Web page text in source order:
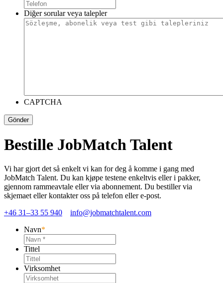
Diğer sorular veya talepler
CAPTCHA
Gönder
Bestille JobMatch Talent
Vi har gjort det så enkelt vi kan for deg å komme i gang med
JobMatch Talent. Du kan kjøpe testene enkeltvis eller i pakker,
gjennom rammeavtale eller via abonnement. Du bestiller via
skjemaet eller kontakter oss på telefon eller e-post.
+46 31–33 55 940
info@jobmatchtalent.com
Navn*
Tittel
Virksomhet